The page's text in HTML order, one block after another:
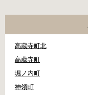
高蔵寺町北
高蔵寺町
堀ノ内町
神領町